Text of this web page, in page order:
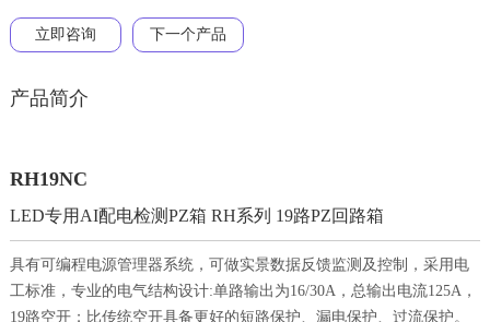
立即咨询 下一个产品
产品简介
RH19NC
LED专用AI配电检测PZ箱 RH系列 19路PZ回路箱
具有可编程电源管理器系统，可做实景数据反馈监测及控制，采用电
工标准，专业的电气结构设计:单路输出为16/30A，总输出电流125A，
19路空开；比传统空开具备更好的短路保护、漏电保护、过流保护。